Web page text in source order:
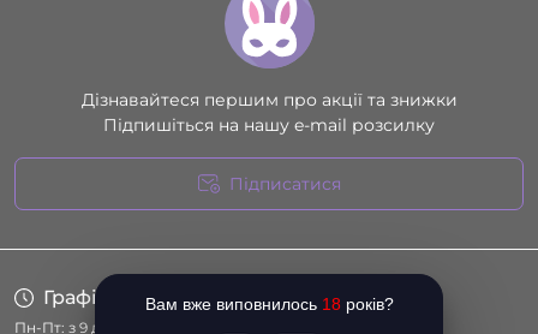
Дізнавайтеся першим про акції та знижки
Підпишіться на нашу e-mail розсилку
Підписатися
Графік роботи
Пн-Пт: з 9 до 18
Вам вже виповнилось 18 років?